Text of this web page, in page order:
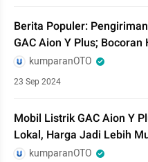
Berita Populer:
GAC Aion Y Plus; Bocoran
kumparanOTO
23 Sep 2024
Mobil Listrik GAC Aion Y
Lokal, Harga Jadi Lebih
kumparanOTO